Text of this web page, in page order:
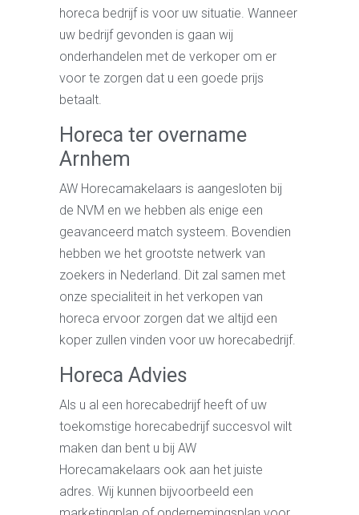
horeca bedrijf is voor uw situatie. Wanneer
uw bedrijf gevonden is gaan wij
onderhandelen met de verkoper om er
voor te zorgen dat u een goede prijs
betaalt.
Horeca ter overname
Arnhem
AW Horecamakelaars is aangesloten bij
de NVM en we hebben als enige een
geavanceerd match systeem. Bovendien
hebben we het grootste netwerk van
zoekers in Nederland. Dit zal samen met
onze specialiteit in het verkopen van
horeca ervoor zorgen dat we altijd een
koper zullen vinden voor uw horecabedrijf.
Horeca Advies
Als u al een horecabedrijf heeft of uw
toekomstige horecabedrijf succesvol wilt
maken dan bent u bij AW
Horecamakelaars ook aan het juiste
adres. Wij kunnen bijvoorbeeld een